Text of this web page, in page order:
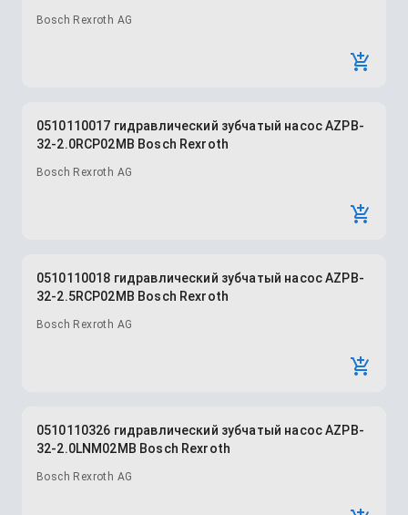
Bosch Rexroth AG
0510110017 гидравлический зубчатый насос AZPB-
32-2.0RCP02MB Bosch Rexroth
Bosch Rexroth AG
0510110018 гидравлический зубчатый насос AZPB-
32-2.5RCP02MB Bosch Rexroth
Bosch Rexroth AG
0510110326 гидравлический зубчатый насос AZPB-
32-2.0LNM02MB Bosch Rexroth
Bosch Rexroth AG